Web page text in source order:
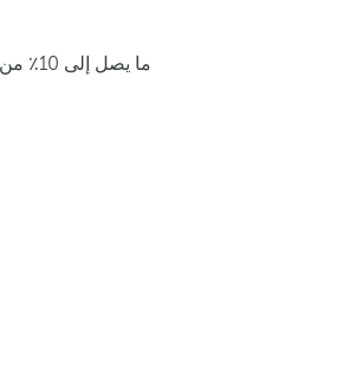
ما يصل إلى 10٪ من إضافية لكل غرفة تراكم